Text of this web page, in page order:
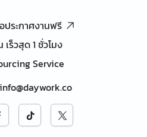
ประกาศงานฟรี
ร็วสุด 1 ชั่วโมง
Service
info@daywork.co